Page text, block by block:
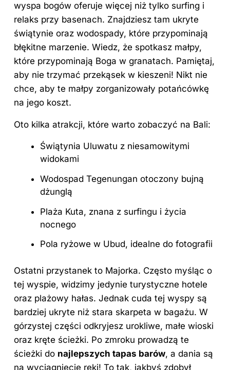
wyspa bogów oferuje więcej niż tylko surfing i
relaks przy basenach. Znajdziesz tam ukryte
świątynie oraz wodospady, które przypominają
błękitne marzenie. Wiedz, że spotkasz małpy,
które przypominają Boga w granatach. Pamiętaj,
aby nie trzymać przekąsek w kieszeni! Nikt nie
chce, aby te małpy zorganizowały potańcówkę
na jego koszt.
Oto kilka atrakcji, które warto zobaczyć na Bali:
Świątynia Uluwatu z niesamowitymi
widokami
Wodospad Tegenungan otoczony bujną
dżunglą
Plaża Kuta, znana z surfingu i życia
nocnego
Pola ryżowe w Ubud, idealne do fotografii
Ostatni przystanek to Majorka. Często myśląc o
tej wyspie, widzimy jedynie turystyczne hotele
oraz plażowy hałas. Jednak cuda tej wyspy są
bardziej ukryte niż stara skarpeta w bagażu. W
górzystej części odkryjesz urokliwe, małe wioski
oraz kręte ścieżki. Po zmroku prowadzą te
ścieżki do najlepszych tapas barów, a dania są
na wyciągnięcie ręki! To tak, jakbyś zdobył